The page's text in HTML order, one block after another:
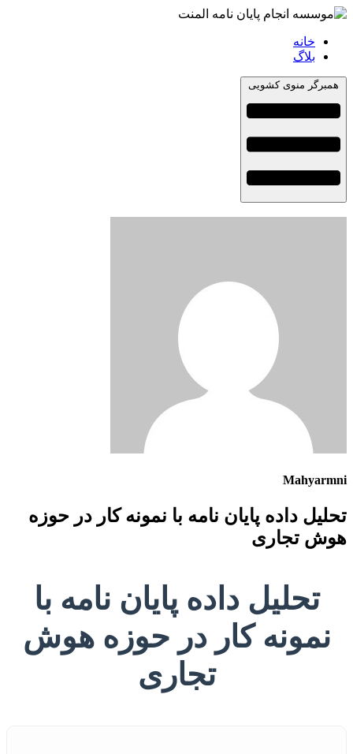
خانه
بلاگ
همبرگر منوی کشویی
Mahyarmni
تحلیل داده پایان نامه با نمونه کار در حوزه
هوش تجاری
تحلیل داده پایان نامه با
نمونه کار در حوزه هوش
تجاری